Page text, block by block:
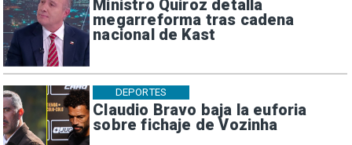
Ministro Quiroz detalla
megarreforma tras cadena
nacional de Kast
Claudio Bravo baja la euforia
sobre fichaje de Vozinha
DEPORTES